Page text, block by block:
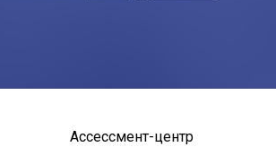
Ассессмент-центр